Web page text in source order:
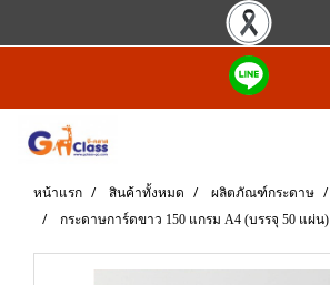
หน้าแรก สินค้าทั้งหมด ผลิตภัณฑ์กระดาษ
กระดาษการ์ดขาว 150 แกรม A4 (บรรจุ 50 แผ่น)